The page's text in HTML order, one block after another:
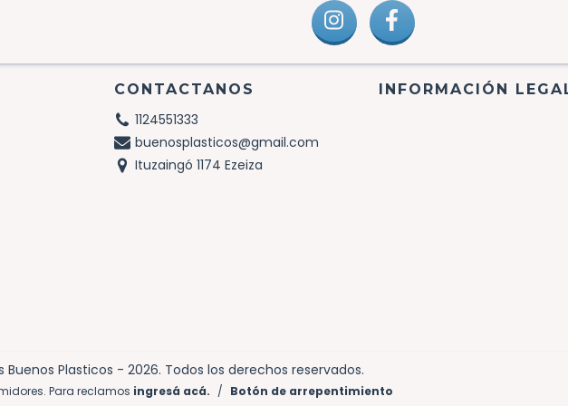
CONTACTANOS
1124551333
buenosplasticos@gmail.com
Ituzaingó 1174 Ezeiza
INFORMACIÓN
Buenos Plasticos - 2026. Todos los derechos reservados.
Para reclamos ingresá acá. / Botón de arrepentimiento